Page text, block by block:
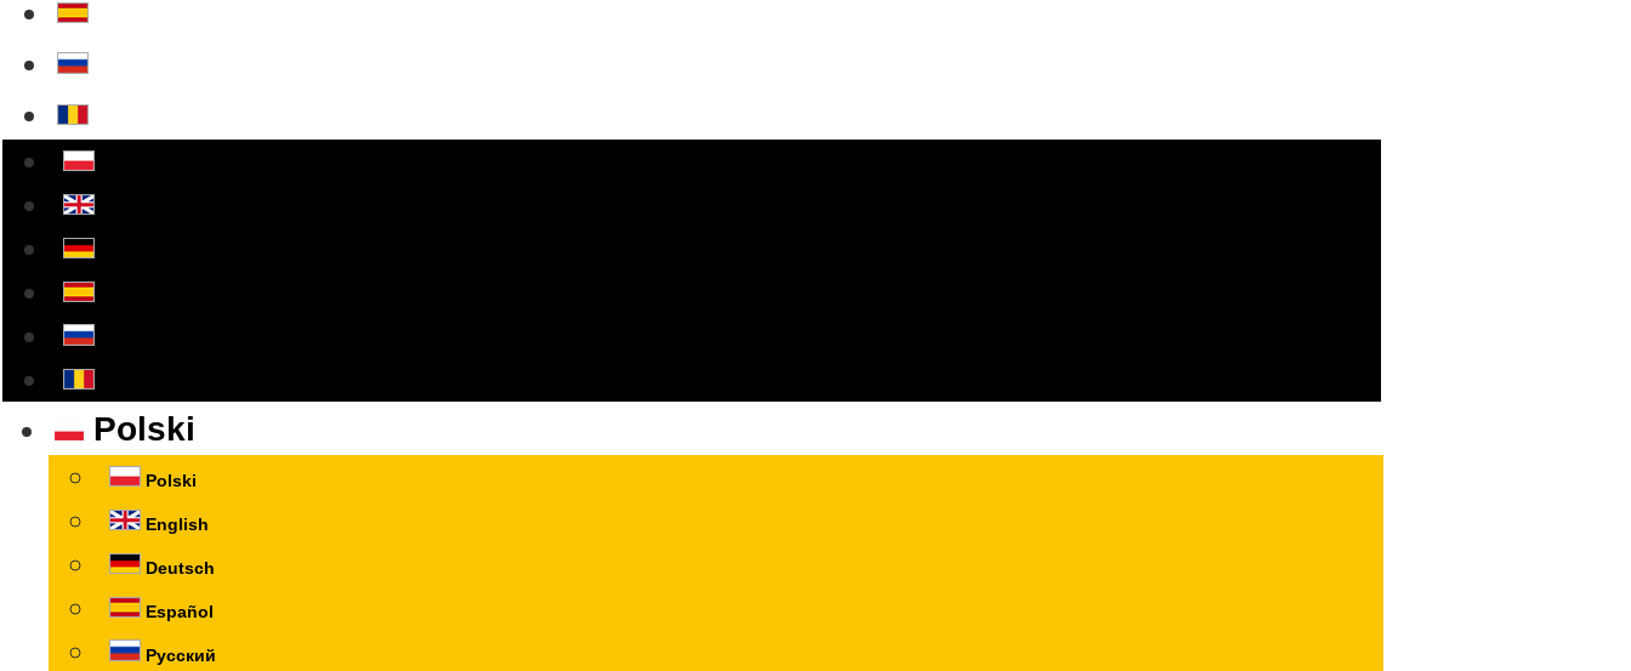
Polski
Polski
English
Deutsch
Español
Русский